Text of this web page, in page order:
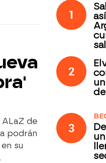
de
podrán
su
1
2
3